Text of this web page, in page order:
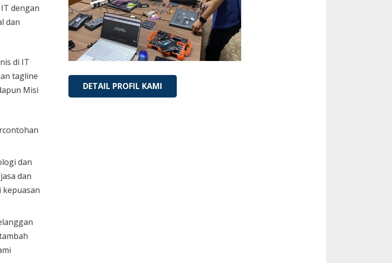
dengan
dan
di IT
tagline
Misi
dan
dan
kepuasan
DETAIL PROFIL KAMI